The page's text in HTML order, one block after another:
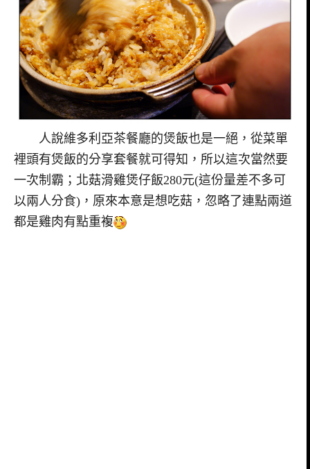
人說維多利亞茶餐廳的煲飯也是一絕，從菜單
裡頭有煲飯的分享套餐就可得知，所以這次當然要
一次制霸；北菇滑雞煲仔飯280元(這份量差不多可
以兩人分食)，原來本意是想吃菇，忽略了連點兩道
都是雞肉有點重複